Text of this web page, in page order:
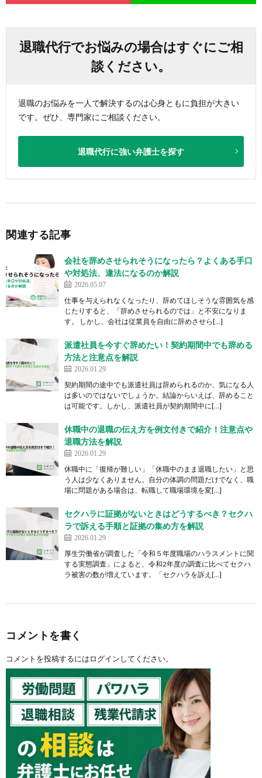
退職代行でお悩みの場合はすぐにご相
談ください。
退職のお悩みを一人で解決するのは心身ともに負担が大きい
です。ぜひ、専門家にご相談ください。
退職代行に強い弁護士を探す
関連する記事
会社を辞めさせられそうになったら？よくある手口
や対処法、違法になるのか解説
2026.05.07
仕事を与えられなくなったり、辞めてほしそうな雰囲気を感
じたりすると、「辞めさせられるのでは」と不安になりま
す。 しかし、会社は従業員を自由に辞めさせら[…]
派遣社員を今すぐ辞めたい！契約期間中でも辞める
方法と注意点を解説
2026.01.29
契約期間の途中でも派遣社員は辞められるのか、気になる人
は多いのではないでしょうか。結論からいえば、辞めること
は可能です。しかし、派遣社員が契約期間中に[…]
休職中の退職の伝え方を例文付きで紹介！注意点や
退職方法を解説
2026.01.29
休職中に「復帰が難しい」「休職中のまま退職したい」と思
う人は少なくありません。自分の体調の問題だけでなく、職
場に問題がある場合は、転職して職場環境を変[…]
セクハラに証拠がないときはどうするべき？セクハ
ラで訴える手順と証拠の集め方を解説
2026.01.29
厚生労働省が調査した「令和５年度職場のハラスメントに関
する実態調査」によると、令和2年度の調査に比べてセクハ
ラ被害の数が増えています。「セクハラを訴え[…]
コメントを書く
コメントを投稿するにはログインしてください。